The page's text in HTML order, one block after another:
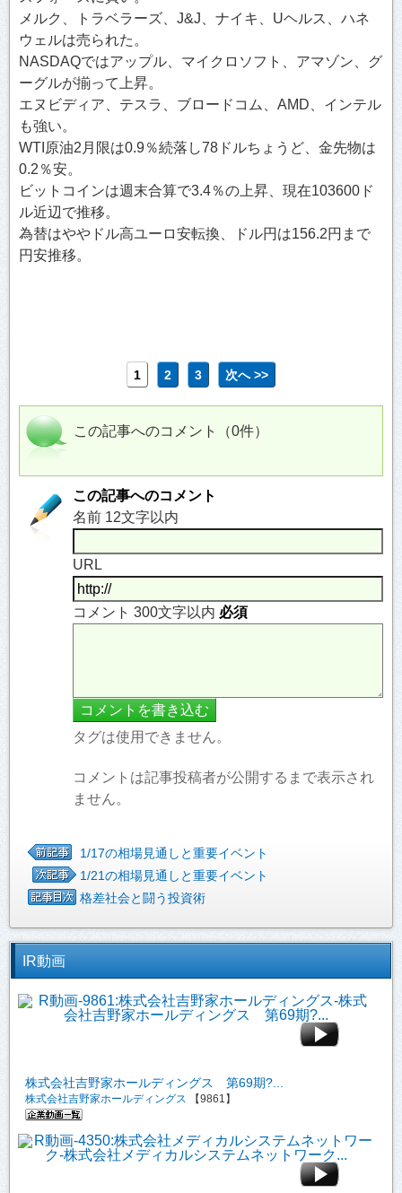
メルク、トラベラーズ、J&J、ナイキ、Uヘルス、ハネ
ウェルは売られた。
NASDAQではアップル、マイクロソフト、アマゾン、グ
ーグルが揃って上昇。
エヌビディア、テスラ、ブロードコム、AMD、インテル
も強い。
WTI原油2月限は0.9％続落し78ドルちょうど、金先物は
0.2％安。
ビットコインは週末合算で3.4％の上昇、現在103600ド
ル近辺で推移。
為替はややドル高ユーロ安転換、ドル円は156.2円まで
円安推移。
1 2 3 次へ >>
この記事へのコメント（0件）
この記事へのコメント
名前 12文字以内
URL
コメント 300文字以内 必須
タグは使用できません。
コメントは記事投稿者が公開するまで表示され
ません。
1/17の相場見通しと重要イベント
1/21の相場見通しと重要イベント
格差社会と闘う投資術
IR動画
株式会社吉野家ホールディングス 第69期?...
株式会社吉野家ホールディングス 【9861】